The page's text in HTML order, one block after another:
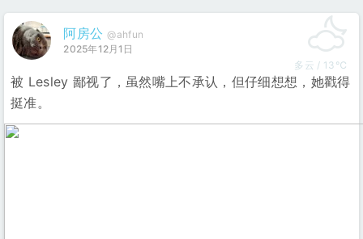
阿房公 @ahfun
2025年12月1日
多云 / 13℃
被 Lesley 鄙视了，虽然嘴上不承认，但仔细想想，她戳得
挺准。